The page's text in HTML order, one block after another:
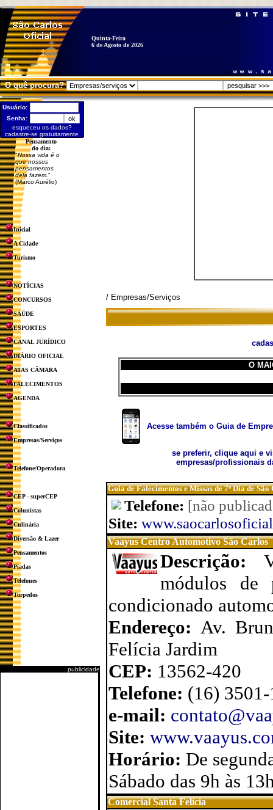
Quinta-Feira
6 de Agosto de 2026
O quê procura?
Usuário:
Senha:
esqueceu os dados?
cadastre-se gratuitamente
Pensamento
do dia:
"Nossa vida é o
que nossos
pensamentos
dela fazem. "
(Marco Aurélio)
Inicial
A Cidade
Turismo
NOTÍCIAS
CONCURSOS
SAÚDE
ESPORTES
CANAL JURÍDICO
DIÁRIO OFICIAL
ATAS CÂMARA
FALECIMENTOS
AGENDA
Classificados
Empresas/Serviços
Telefone/Operadora
CEP - superCEP
Colunistas
Culinária
Diversão & Lazer
Pensamentos
Piadas
Telefones
Torpedos
publicidade
/ Empresas/Serviços
O
Acesse também o Guia de
se preferir, clique aqui e
empresas/profissionais
Guia de Falecimentos e Missas de 7º Dia de
Telefone: [não
Site:
Vaayus Centro Automotivo São Carlos
Descrição:
módulos de
condicionado
Endereço: Av.
Felícia Jardim
CEP: 13562-420
Telefone: (16)
e-mail:
Site:
Horário: De
Sábado das 9h às
Comercial Santa Felícia